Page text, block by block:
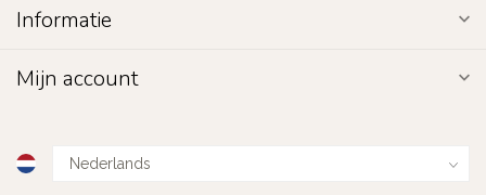
Informatie
Mijn account